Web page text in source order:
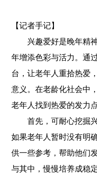
【记者手记】
兴趣爱好是晚年精神
年增添色彩与活力。通
台，让老年人重拾热爱
意义。在老龄化社会中
老年人找到热爱的发力点
首先，可耐心挖掘兴
如果老年人暂时没有明
供一些参考，帮助他们
与其中，慢慢培养成稳